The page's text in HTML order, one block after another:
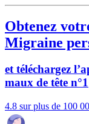
Obtenez
Migraine
et téléchargez
maux de tête n°1
4.8 sur plus de 100